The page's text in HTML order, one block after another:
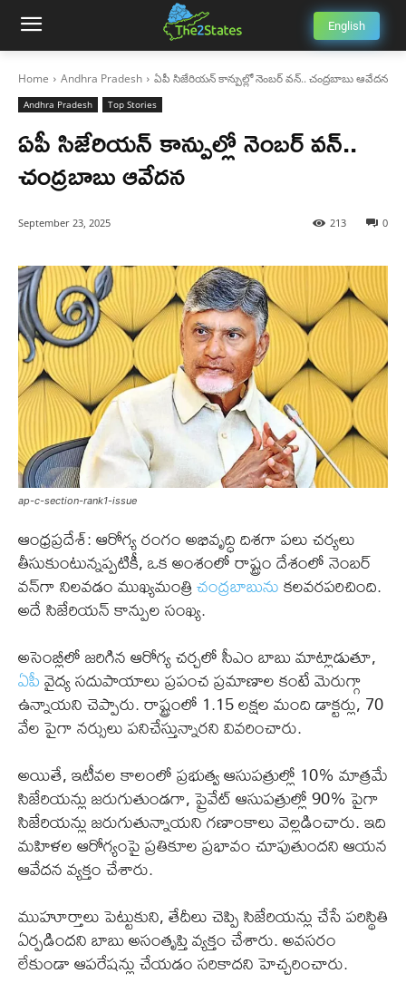
English
Home Andhra Pradesh ఏపీ సిజేరియన్ కాన్పుల్లో నెంబర్ వన్.. చంద్రబాబు ఆవేదన
Andhra Pradesh Top Stories
ఏపీ సిజేరియన్ కాన్పుల్లో నెంబర్ వన్..
చంద్రబాబు ఆవేదన
September 23, 2025 0
213
ap-c-section-rank1-issue
ఆంధ్రప్రదేశ్: ఆరోగ్య రంగం అభివృద్ధి దిశగా పలు చర్యలు
తీసుకుంటున్నప్పటికీ, ఒక అంశంలో రాష్ట్రం దేశంలో నెంబర్
వన్‌గా నిలవడం ముఖ్యమంత్రిచంద్రబాబునుకలవరపరిచింది.
అదే సిజేరియన్ కాన్పుల సంఖ్య.
అసెంబ్లీలో జరిగిన ఆరోగ్య చర్చలో సీఎం బాబు మాట్లాడుతూ,
ఏపీవైద్య సదుపాయాలు ప్రపంచ ప్రమాణాల కంటే మెరుగ్గా
ఉన్నాయని చెప్పారు. రాష్ట్రంలో 1.15 లక్షల మంది డాక్టర్లు, 70
వేల పైగా నర్సులు పనిచేస్తున్నారని వివరించారు.
అయితే, ఇటీవల కాలంలో ప్రభుత్వ ఆసుపత్రుల్లో 10% మాత్రమే
సిజేరియన్లు జరుగుతుండగా, ప్రైవేట్ ఆసుపత్రుల్లో 90% పైగా
సిజేరియన్లు జరుగుతున్నాయని గణాంకాలు వెల్లడించారు. ఇది
మహిళల ఆరోగ్యంపై ప్రతికూల ప్రభావం చూపుతుందని ఆయన
ఆవేదన వ్యక్తం చేశారు.
ముహూర్తాలు పెట్టుకుని, తేదీలు చెప్పి సిజేరియన్లు చేసే పరిస్థితి
ఏర్పడిందని బాబు అసంతృప్తి వ్యక్తం చేశారు. అవసరం
లేకుండా ఆపరేషన్లు చేయడం సరికాదని హెచ్చరించారు.